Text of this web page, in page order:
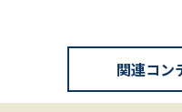
関連コン